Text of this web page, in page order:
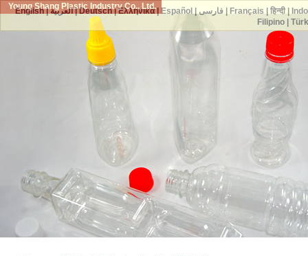
Young Shang Plastic Industry Co., Ltd.
English|العربية|Deutsch|Ελληνικά| Español فارسی| Français हिन्दी|
Filipino|